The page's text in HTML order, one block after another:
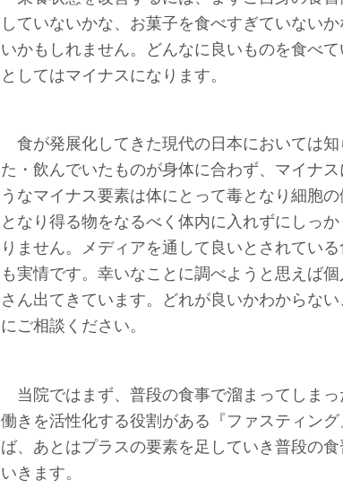
していないかな、お菓子を食べすぎていない
いかもしれません。どんなに良いものを食べ
としてはマイナスになります。
食が発展化してきた現代の日本においては
た・飲んでいたものが身体に合わず、マイナ
うなマイナス要素は体にとって毒となり細胞
となり得る物をなるべく体内に入れずにしっ
りません。メディアを通して良いとされてい
も実情です。幸いなことに調べようと思えば
さん出てきています。どれが良いかわからな
にご相談ください。
当院ではまず、普段の食事で溜まってしま
働きを活性化する役割がある『ファスティン
ば、あとはプラスの要素を足していき普段の
いきます。